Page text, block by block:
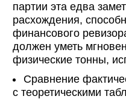
партии эта едва
расхождения,
финансового
должен уметь
физические тонны,
Сравнение
с теоретическими